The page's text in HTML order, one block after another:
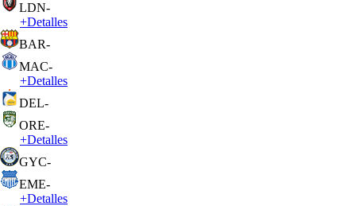
LDN-
+Detalles
BAR-
MAC-
+Detalles
DEL-
ORE-
+Detalles
GYC-
EME-
+Detalles